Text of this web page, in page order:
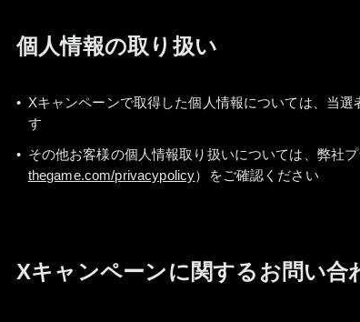
個人情報の取り扱い
Xキャンペーンで取得した個人情報については、当
す
その他お客様の個人情報取り扱いについては、弊社
thegame.com/privacypolicy）をご確認ください
Xキャンペーンに関するお問い合